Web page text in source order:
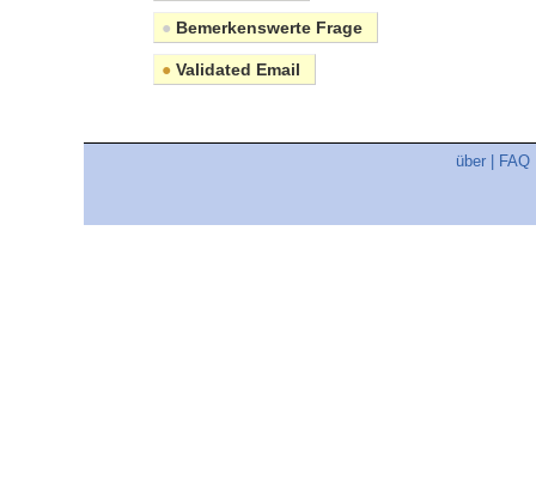
● Bemerkenswerte Frage
● Validated Email
über FAQ